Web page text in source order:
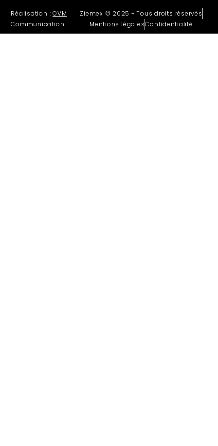
Réalisation :OVM
Communication
Ziemex © 2025 - Tous droits réservés
Mentions légalesConfidentialité